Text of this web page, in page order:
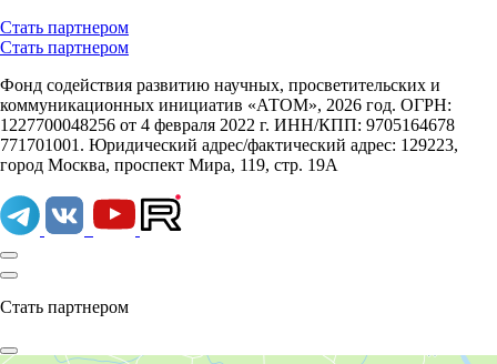
Стать партнером
Стать партнером
Фонд содействия развитию научных, просветительских и
коммуникационных инициатив «АТОМ», 2026 год. ОГРН:
1227700048256 от 4 февраля 2022 г. ИНН/КПП: 9705164678
771701001. Юридический адрес/фактический адрес: 129223,
город Москва, проспект Мира, 119, стр. 19А
Стать партнером